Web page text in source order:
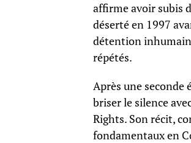
affirme avoir subis
déserté en 1997
détention
répétés.
Après une seconde
briser le silence
Rights. Son récit,
fondamentaux en